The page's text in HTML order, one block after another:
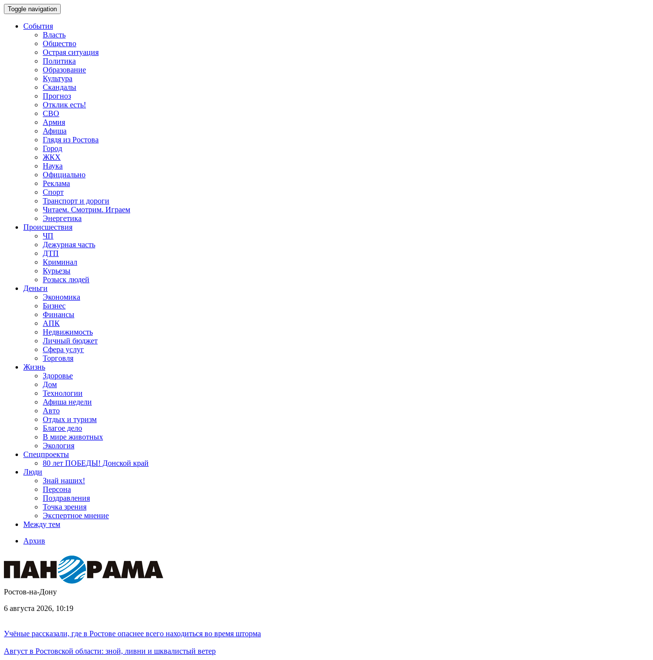
Toggle navigation
События
Власть
Общество
Острая ситуация
Политика
Образование
Культура
Скандалы
Прогноз
Отклик есть!
СВО
Армия
Афиша
Глядя из Ростова
Город
ЖКХ
Наука
Официально
Реклама
Спорт
Транспорт и дороги
Читаем. Смотрим. Играем
Энергетика
Происшествия
ЧП
Дежурная часть
ДТП
Криминал
Курьезы
Розыск людей
Деньги
Экономика
Бизнес
Финансы
АПК
Недвижимость
Личный бюджет
Сфера услуг
Торговля
Жизнь
Здоровье
Дом
Технологии
Афиша недели
Авто
Отдых и туризм
Благое дело
В мире животных
Экология
Спецпроекты
80 лет ПОБЕДЫ! Донской край
Люди
Знай наших!
Персона
Поздравления
Точка зрения
Экспертное мнение
Между тем
Архив
Ростов-на-Дону
6 августа 2026, 10:19
Учёные рассказали, где в Ростове опаснее всего находиться во время шторма
Август в Ростовской области: зной, ливни и шквалистый ветер